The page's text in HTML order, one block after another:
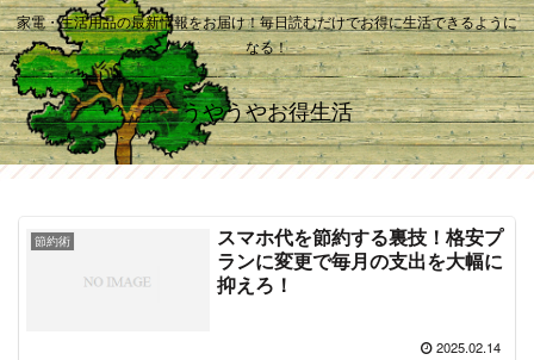
家電・生活用品の最新情報をお届け！毎日読むだけでお得に生活できるように
なる！
うやうやお得生活
節約術
スマホ代を節約する裏技！格安プ
ランに変更で毎月の支出を大幅に
抑えろ！
2025.02.14